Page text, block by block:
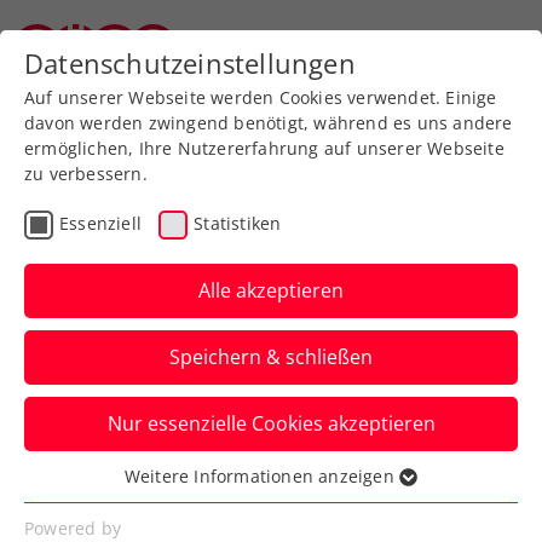
Zurück zur Newsübersicht
ATP
Die Jugend zeigt auf: ITF-
Turniersiege für
Behrmann und Berenz
Zudem verzeichnet Alexander Gschiel auf
internationaler U18-Ebene immerhin
Datenschutzeinstellungen
Auf unserer Webseite werden Cookies verwendet. Einige
davon werden zwingend benötigt, während es uns andere
ermöglichen, Ihre Nutzererfahrung auf unserer Webseite
zu verbessern.
Essenziell Statistiken
Alle akzeptieren
Speichern & schließen
Nur essenzielle Cookies akzeptieren
Essenziell
Essenzielle Cookies werden für grundlegende
Weitere Informationen anzeigen
Powered by